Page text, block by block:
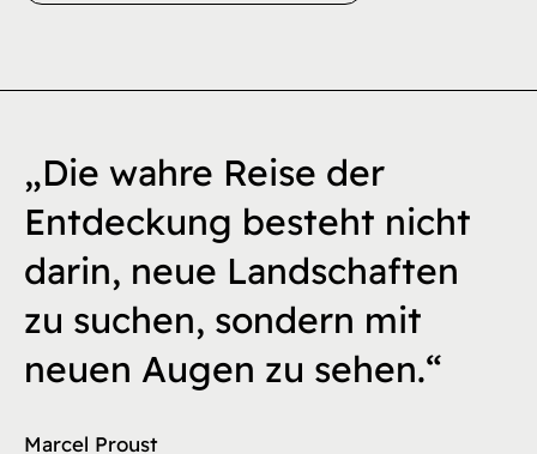
„Die wahre Reise der
Entdeckung besteht nicht
darin, neue Landschaften
zu suchen, sondern mit
neuen Augen zu sehen.“
Marcel Proust